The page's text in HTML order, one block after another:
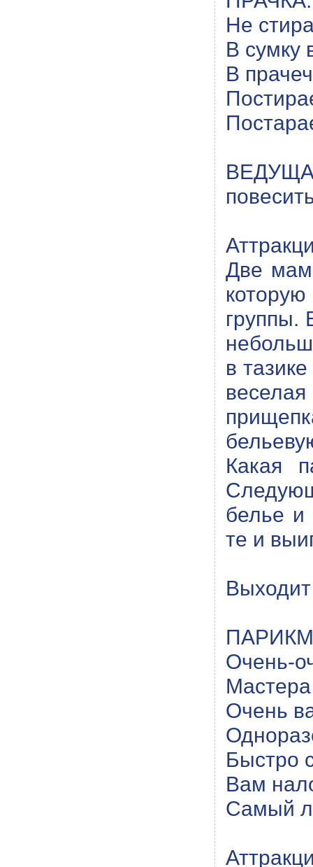
Не
В сумку
В
Две
группы.
в
Какая
белье и
те и
Очень-
Очень
Быстро
Вам
Самый